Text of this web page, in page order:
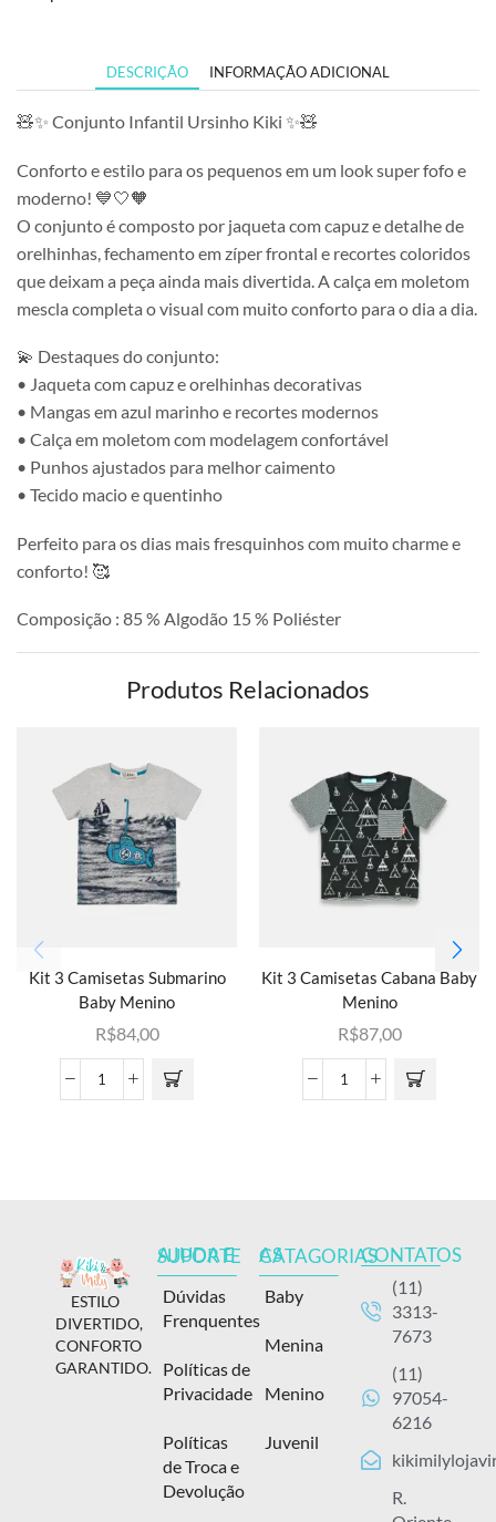
DESCRIÇÃO INFORMAÇÃO ADICIONAL
🧸✨ Conjunto Infantil Ursinho Kiki ✨🧸
Conforto e estilo para os pequenos em um look super fofo e
moderno! 💙🤍🧡
O conjunto é composto por jaqueta com capuz e detalhe de
orelhinhas, fechamento em zíper frontal e recortes coloridos
que deixam a peça ainda mais divertida. A calça em moletom
mescla completa o visual com muito conforto para o dia a dia.
💫 Destaques do conjunto:
• Jaqueta com capuz e orelhinhas decorativas
• Mangas em azul marinho e recortes modernos
• Calça em moletom com modelagem confortável
• Punhos ajustados para melhor caimento
• Tecido macio e quentinho
Perfeito para os dias mais fresquinhos com muito charme e
conforto! 🥰
Composição : 85 % Algodão 15 % Poliéster
Produtos Relacionados
Kit 3 Camisetas Submarino
Baby Menino
R$84,00
Kit 3 Camisetas Cabana Baby
Menino
R$87,00
ESTILO
DIVERTIDO,
CONFORTO
GARANTIDO.
AJUDA E SUPORTE
Dúvidas
Frenquentes
Políticas de
Privacidade
Políticas
de Troca e
Devolução
AS CATAGORIAS
Baby
Menina
Menino
Juvenil
CONTATOS
(11)
3313-
7673
(11)
97054-
6216
R.